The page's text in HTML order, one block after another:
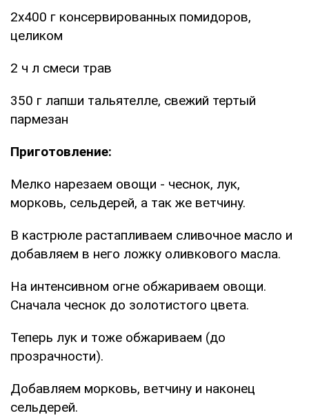
2х400 г консервированных помидоров,
целиком
2 ч л смеси трав
350 г лапши тальятелле, свежий тертый
пармезан
Приготовление:
Мелко нарезаем овощи - чеснок, лук,
морковь, сельдерей, а так же ветчину.
В кастрюле растапливаем сливочное масло и
добавляем в него ложку оливкового масла.
На интенсивном огне обжариваем овощи.
Сначала чеснок до золотистого цвета.
Теперь лук и тоже обжариваем (до
прозрачности).
Добавляем морковь, ветчину и наконец
сельдерей.